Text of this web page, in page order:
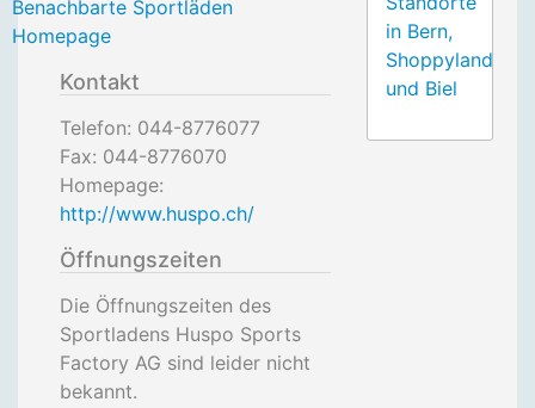
Benachbarte Sportläden
Homepage
Kontakt
Telefon: 044-8776077
Fax: 044-8776070
Homepage:
http://www.huspo.ch/
Öffnungszeiten
Die Öffnungszeiten des
Sportladens Huspo Sports
Factory AG sind leider nicht
bekannt.
in Bern,
Shoppyland
und Biel